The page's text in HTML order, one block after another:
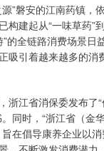
”磐安的江南药镇，
构建起从“一味草药”
的全链路消费场景日
吸引着越来越多的消
浙江省消保委发布了
同时，“浙江省（金
在倡导康养企业以